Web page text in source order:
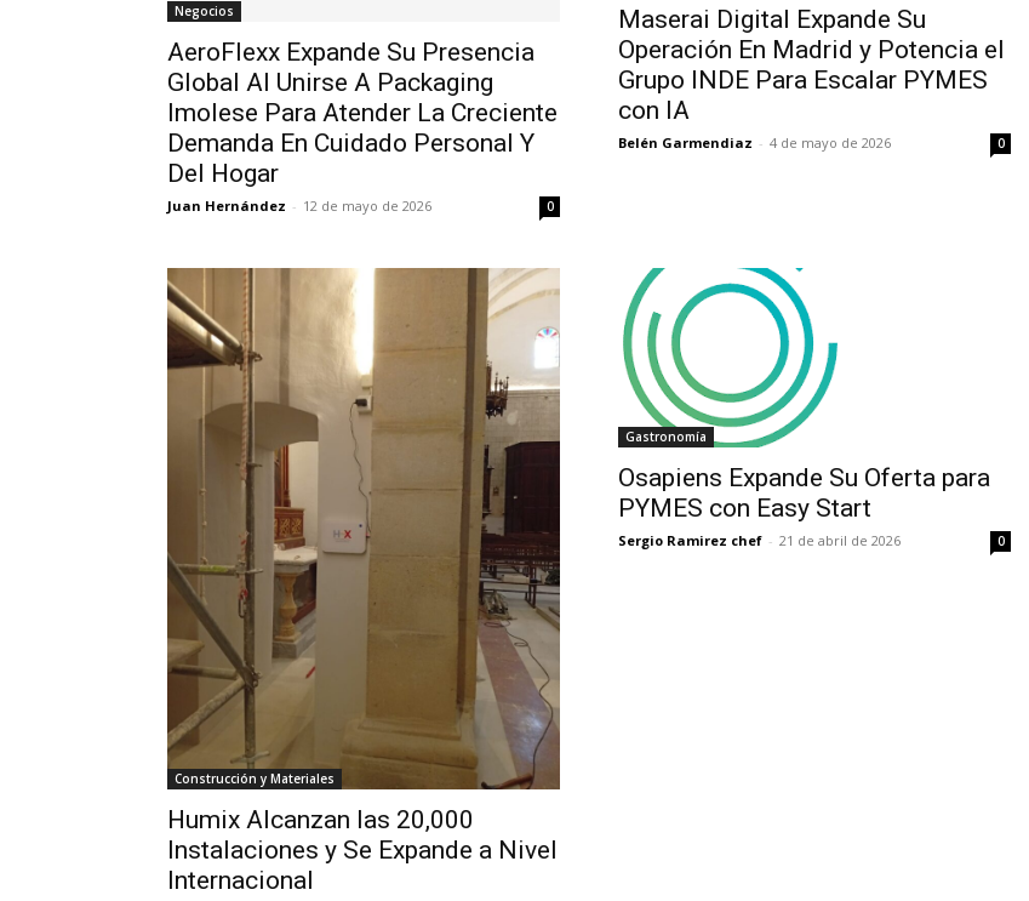
Negocios
AeroFlexx Expande Su Presencia
Global Al Unirse A Packaging
Imolese Para Atender La Creciente
Demanda En Cuidado Personal Y
Del Hogar
Juan Hernández - 12 de mayo de 2026 0
Maserai Digital Expande Su
Operación En Madrid y Potencia el
Grupo INDE Para Escalar PYMES
con IA
Belén Garmendiaz - 4 de mayo de 2026 0
Construcción y Materiales
Humix Alcanzan las 20,000
Instalaciones y Se Expande a Nivel
Internacional
Gastronomía
Osapiens Expande Su Oferta para
PYMES con Easy Start
Sergio Ramirez chef - 21 de abril de 2026 0